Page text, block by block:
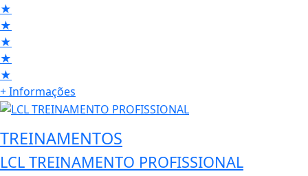
★
★
★
★
★
+ Informações
TREINAMENTOS
LCL TREINAMENTO PROFISSIONAL